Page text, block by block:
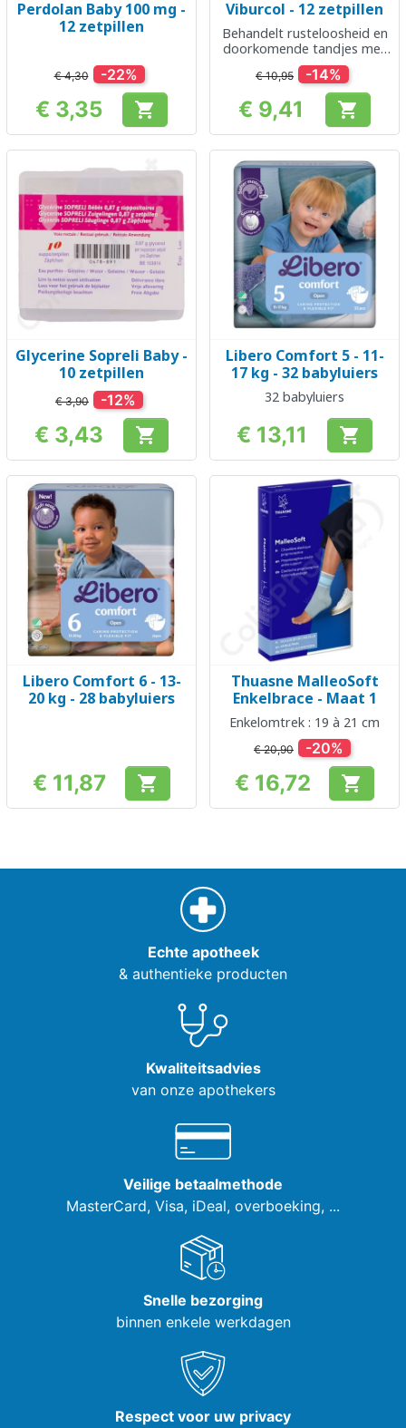
Perdolan Baby 100 mg -
12 zetpillen
€ 4,30 -22%
Prijs
€ 3,35 
Viburcol - 12 zetpillen
Behandelt rusteloosheid en
doorkomende tandjes met
of zonder koorts
€ 10,95 -14%
Prijs
€ 9,41 
Glycerine Sopreli Baby -
10 zetpillen
€ 3,90 -12%
Prijs
€ 3,43 
Libero Comfort 5 - 11-
17 kg - 32 babyluiers
32 babyluiers
Prijs
€ 13,11 
Libero Comfort 6 - 13-
20 kg - 28 babyluiers
Prijs
€ 11,87 
Thuasne MalleoSoft
Enkelbrace - Maat 1
Enkelomtrek : 19 à 21 cm
€ 20,90 -20%
Prijs
€ 16,72 
Echte apotheek
& authentieke producten
Kwaliteitsadvies
van onze apothekers
Veilige betaalmethode
MasterCard, Visa, iDeal, overboeking, ...
Snelle bezorging
binnen enkele werkdagen
Respect voor uw privacy